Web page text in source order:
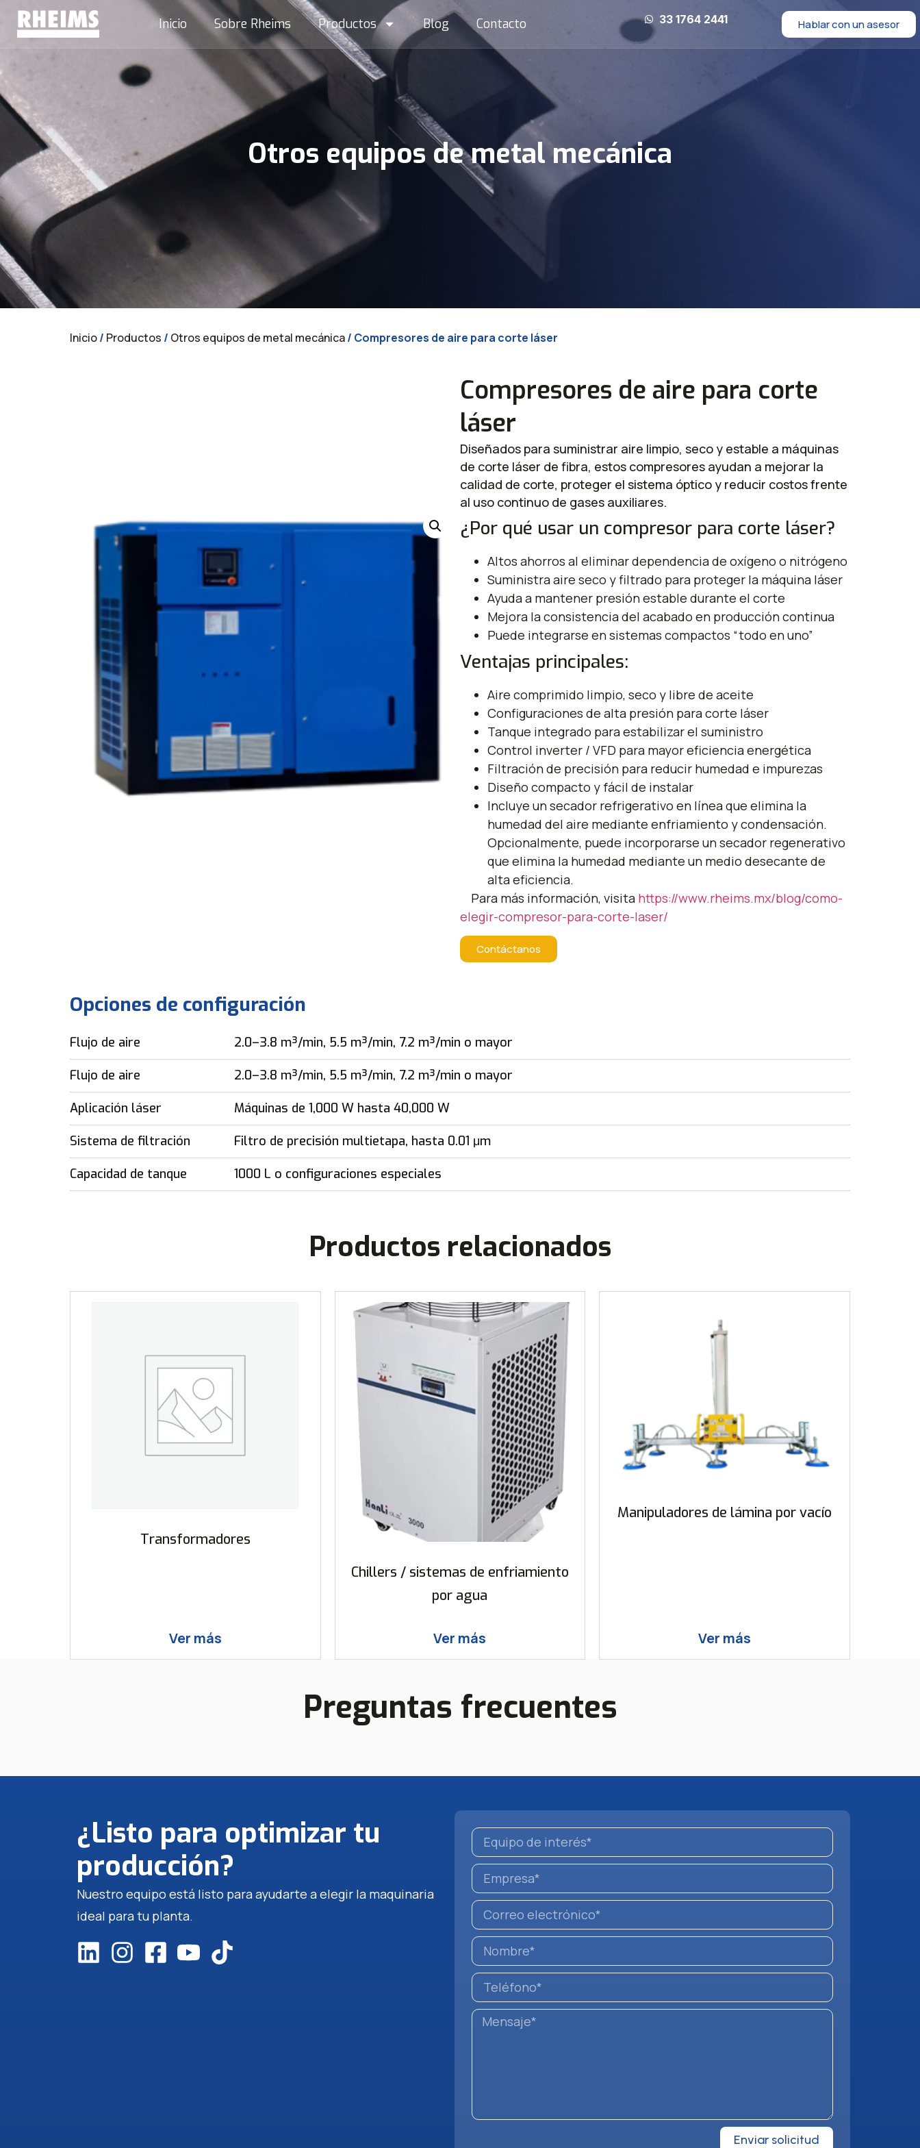
Inicio Sobre Rheims Productos Blog Contacto 33 1764 2441 Hablar con un asesor
Otros equipos de metal mecánica
Inicio/ Productos / Otros equipos de metal mecánica/ Compresores de aire para corte láser
Compresores de aire para corte
láser
Diseñados para suministrar aire limpio, seco y estable a máquinas
de corte láser de fibra, estos compresores ayudan a mejorar la
calidad de corte, proteger el sistema óptico y reducir costos frente
al uso continuo de gases auxiliares.
¿Por qué usar un compresor para corte láser?
Altos ahorros al eliminar dependencia de oxígeno o nitrógeno
Suministra aire seco y filtrado para proteger la máquina láser
Ayuda a mantener presión estable durante el corte
Mejora la consistencia del acabado en producción continua
Puede integrarse en sistemas compactos “todo en uno”
Ventajas principales:
Aire comprimido limpio, seco y libre de aceite
Configuraciones de alta presión para corte láser
Tanque integrado para estabilizar el suministro
Control inverter / VFD para mayor eficiencia energética
Filtración de precisión para reducir humedad e impurezas
Diseño compacto y fácil de instalar
Incluye un secador refrigerativo en línea que elimina la
humedad del aire mediante enfriamiento y condensación.
Opcionalmente, puede incorporarse un secador regenerativo
que elimina la humedad mediante un medio desecante de
alta eficiencia.
Para más información, visita https://www.rheims.mx/blog/como-
elegir-compresor-para-corte-laser/
Contáctanos
Opciones de configuración
Flujo de aire
2.0–3.8 m³/min, 5.5 m³/min, 7.2 m³/min o mayor
Flujo de aire
2.0–3.8 m³/min, 5.5 m³/min, 7.2 m³/min o mayor
Aplicación láser
Máquinas de 1,000 W hasta 40,000 W
Sistema de filtración
Filtro de precisión multietapa, hasta 0.01 μm
Capacidad de tanque
1000 L o configuraciones especiales
Productos relacionados
Transformadores
Ver más
Chillers / sistemas de enfriamiento
por agua
Ver más
Manipuladores de lámina por vacío
Ver más
Preguntas frecuentes
¿Listo para optimizar tu
producción?
Nuestro equipo está listo para ayudarte a elegir la maquinaria
ideal para tu planta.
Enviar solicitud